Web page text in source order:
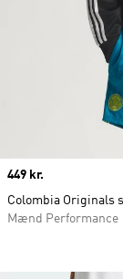
Price
449 kr.
Colombia Originals
Mænd Performance